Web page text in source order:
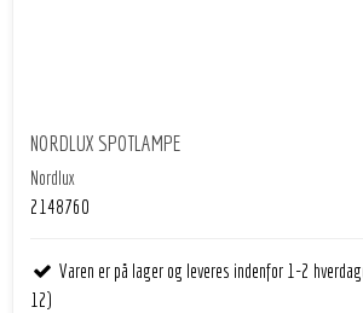
NORDLUX SPOTLAMPE
Nordlux
2148760
Varen er på lager og leveres indenfor 1-2
12)